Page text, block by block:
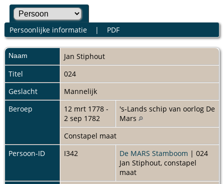
Persoonlijke informatie| PDF
Naam Jan Stiphout
Titel
024
Geslacht
Mannelijk
Beroep
12 mrt 1778 -
2 sep 1782
's-Lands schip van oorlog De
Mars
Constapel maat
Persoon-ID
I342 De MARS Stamboom | 024
Jan Stiphout, constapel
maat